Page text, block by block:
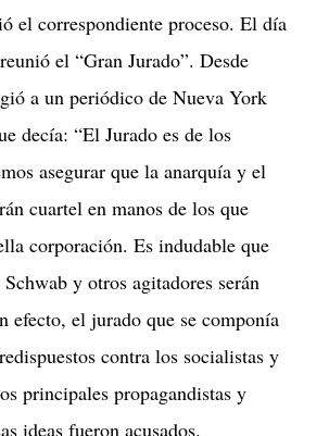
el correspondiente proceso. El día
el “Gran Jurado”. Desde
a un periódico de Nueva York
decía: “El Jurado es de los
asegurar que la anarquía y el
cuartel en manos de los que
corporación. Es indudable que
y otros agitadores serán
efecto, el jurado que se componía
contra los socialistas y
principales propagandistas y
ideas fueron acusados.